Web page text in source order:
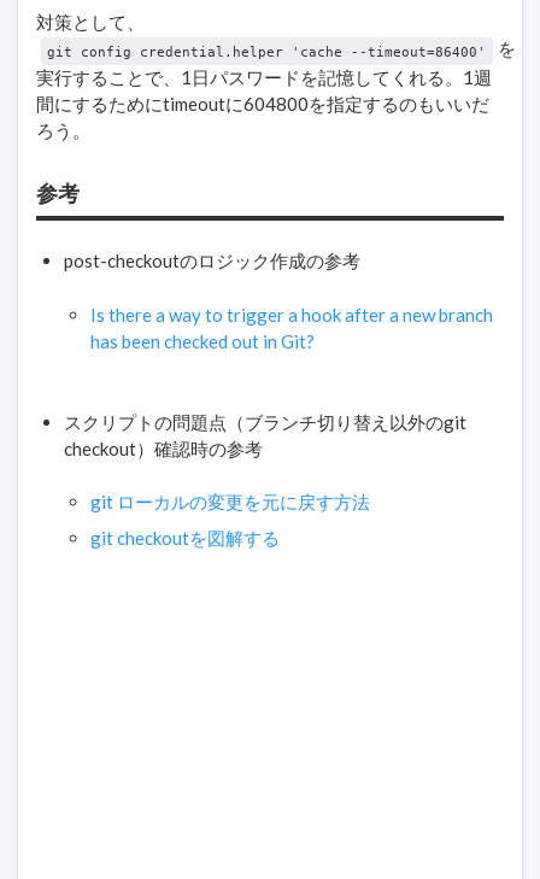
対策として、
git config credential.helper 'cache --timeout=86400'
を
実行することで、1日パスワードを記憶してくれる。1週
間にするためにtimeoutに604800を指定するのもいいだ
ろう。
参考
post-checkoutのロジック作成の参考
Is there a way to trigger a hook after a new branch
has been checked out in Git?
スクリプトの問題点（ブランチ切り替え以外のgit
checkout）確認時の参考
git ローカルの変更を元に戻す方法
git checkoutを図解する